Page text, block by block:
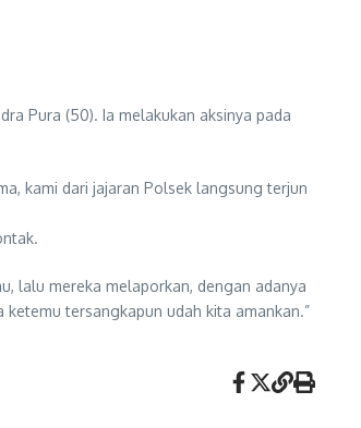
Pura (50). Ia melakukan aksinya pada
kami dari jajaran Polsek langsung terjun
lalu mereka melaporkan, dengan adanya
tersangkapun udah kita amankan.”